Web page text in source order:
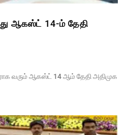
ஆகஸ்ட் 14-ம் தேதி
வரும் ஆகஸ்ட் 14 ஆம் தேதி அதிமுக